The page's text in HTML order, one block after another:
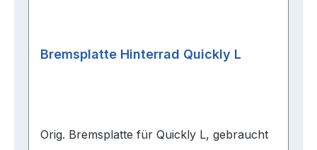
Bremsplatte Hinterrad Quickly L
Orig. Bremsplatte für Quickly L, gebraucht